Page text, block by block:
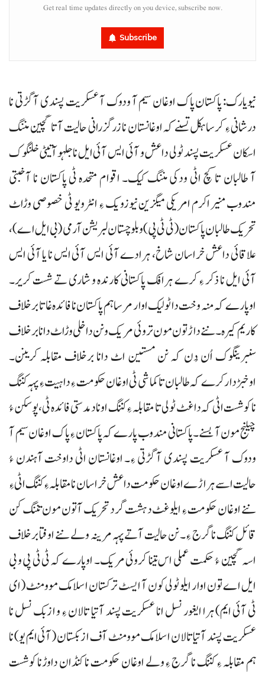
Get real time updates directly on you device, subscribe now.
Subscribe
نیویارک: پاکستان پاک اوغان سیم آ ودوک آ عسکریت پسندی آ گڑتی نا
درشانی ءِ کرسا ہکل تسنے کہ اوغانستان نا زرگزرانی حالیت آتا گچین مننگ
اسکان عسکریت پسند ٹولی داعش و آئی ایس آئی ایل نا جلہو آتیٹی خلنگوک
آ طالبان تا کچ اٹی ودکی مننگ کیک۔ اقوام متحدہ ٹی پاکستان نا آخبتی
مندوب منیر اکرم امریکی میگزین نیوزویک ءِ انٹرویو ٹی خصوصی وڑاٹ
تحریک طالبان پاکستان (ٹی ٹی پی) و بلوچستان لبریشن آرمی (بی ایل اے)،
علاقائی داعش خراسان شاخ، ہرادے آئی ایس آئی ایس نا یا آئی ایس
آئی ایل نا ذکر ءِ کرے ہرافک پاکستانی کارندہ و شاری تے شست کریر۔
اوپارے کہ منہ وخت دا ٹولیک اوار مرسا ہم پاکستان نا فائدہ غاتا برخلاف
کاریم کیرہ۔ ننے داڑتون مون تروئی مریک و نن داخلی وڑاٹ دانا برخلاف
سنبرینگوک اُن دُن کہ نن مستین اٹ دانا برخلاف مقابلہ کرینن۔
اوخبڑدار کرے کہ طالبان تا کماشی ٹی اوغان حکومت ءِ دا ہیت ءِ پہہ کننگ
نا کوشست اٹی کہ دا غٹ ٹولی تا مقابلہ ءِ کننگ اونا دمدستی فائدہ ٹی، پوسکن ءُ
چیلنج مون آ بسنے۔ پاکستانی مندوب پارے کہ پاکستان ءِ پاک اوغان سیم آ
ودوک آ عسکریت پسندی آ گڑتی ءِ۔ اوغانستان اٹی داوخت آہندن ءُ
حالیت اسے ہراڑے اوغان حکومت داعش خراسان نا مقابلہ ءِ کننگ اٹی ءِ
ننے اوغان حکومت ءِ ایلو غٹ دہشت گرد تحریک آتون مون تننگ کن
قائل کننگ نا گرج ءِ۔ نن حالیت آتے پہہ مرینہ ولے ننے اوفتا برخلاف
اسہ گچین ءُ حکمت عملی اس تینا کروئی مریک۔ اوپارے کہ ٹی ٹی پی و بی
ایل اے تون اوار ایلو ٹولی کون آ ایسٹ ترکستان اسلامک موومنٹ (ای
ٹی آئی ایم) ہرا ایغور نسل انا عسکریت پسند آتیا تالان ءِ و ازبک نسل نا
عسکریت پسند آتیا تالان اسلامک موومنٹ آف ازبکستان (آئی ایم یو) نا
ہم مقابلہ ءِ کننگ نا گرج ءِ ولے اوغان حکومت نا کنڈان داوڑنا کوشست